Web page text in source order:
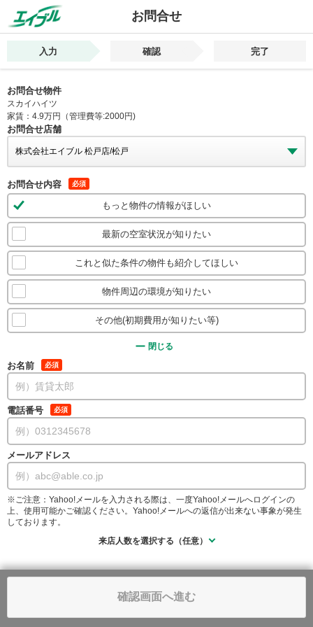
お問合せ
入力 確認 完了
お問合せ物件
スカイハイツ
家賃：4.9万円（管理費等:2000円)
お問合せ店舗
お問合せ内容 必須
もっと物件の情報がほしい
最新の空室状況が知りたい
これと似た条件の物件も紹介してほしい
物件周辺の環境が知りたい
その他(初期費用が知りたい等)
閉じる
お名前 必須
電話番号 必須
メールアドレス
※ご注意：Yahoo!メールを入力される際は、一度Yahoo!メールへログインの
上、使用可能かご確認ください。Yahoo!メールへの返信が出来ない事象が発生
しております。
来店人数を選択する（任意）
確認画面へ進む